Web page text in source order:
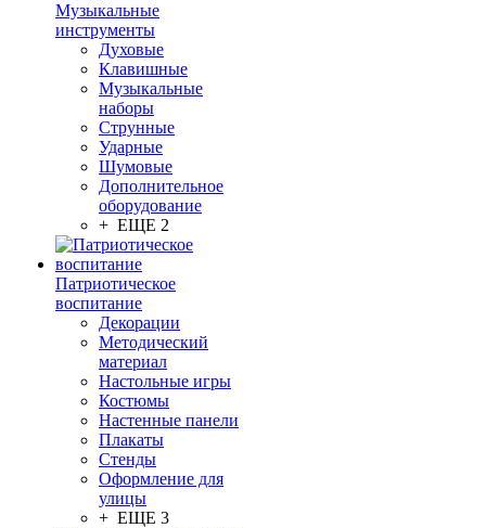
Музыкальные
инструменты
Духовые
Клавишные
Музыкальные
наборы
Струнные
Ударные
Шумовые
Дополнительное
оборудование
+ ЕЩЕ 2
Патриотическое
воспитание
Декорации
Методический
материал
Настольные игры
Костюмы
Настенные панели
Плакаты
Стенды
Оформление для
улицы
+ ЕЩЕ 3